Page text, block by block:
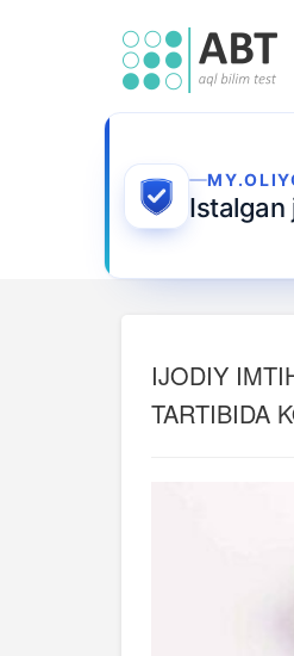
Istalgan
IJODIY
TARTIBIDA